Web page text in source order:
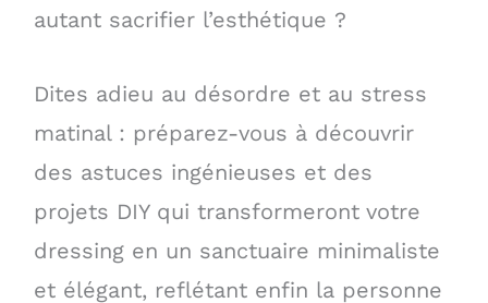
autant sacrifier l’esthétique ?
Dites adieu au désordre et au stress
matinal : préparez-vous à découvrir
des astuces ingénieuses et des
projets DIY qui transformeront votre
dressing en un sanctuaire minimaliste
et élégant, reflétant enfin la personne